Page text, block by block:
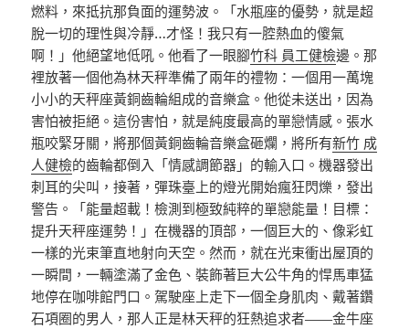
燃料，來抵抗那負面的運勢波。「水瓶座的優勢，就是超
脫一切的理性與冷靜…才怪！我只有一腔熱血的傻氣
啊！」他絕望地低吼。他看了一眼腳竹科 員工健檢邊。那
裡放著一個他為林天秤準備了兩年的禮物：一個用一萬塊
小小的天秤座黃銅齒輪組成的音樂盒。他從未送出，因為
害怕被拒絕。這份害怕，就是純度最高的單戀情感。張水
瓶咬緊牙關，將那個黃銅齒輪音樂盒砸爛，將所有新竹 成
人健檢的齒輪都倒入「情感調節器」的輸入口。機器發出
刺耳的尖叫，接著，彈珠臺上的燈光開始瘋狂閃爍，發出
警告。「能量超載！檢測到極致純粹的單戀能量！目標：
提升天秤座運勢！」在機器的頂部，一個巨大的、像彩虹
一樣的光束筆直地射向天空。然而，就在光束衝出屋頂的
一瞬間，一輛塗滿了金色、裝飾著巨大公牛角的悍馬車猛
地停在咖啡館門口。駕駛座上走下一個全身肌肉、戴著鑽
石項圈的男人，那人正是林天秤的狂熱追求者——金牛座